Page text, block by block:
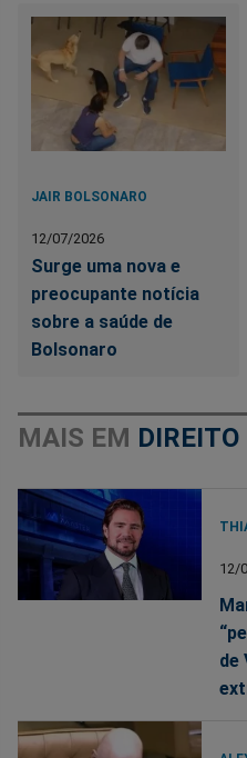
JAIR BOLSONARO
12/07/2026
Surge uma nova e
preocupante notícia
sobre a saúde de
Bolsonaro
MAIS EM
12/
de